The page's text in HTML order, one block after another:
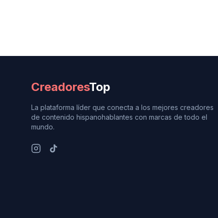
CreadoresTop
La plataforma líder que conecta a los mejores creadores
de contenido hispanohablantes con marcas de todo el
mundo.